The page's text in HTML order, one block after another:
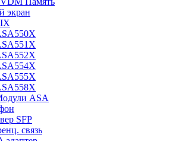
экран
ASA
SFP
связь